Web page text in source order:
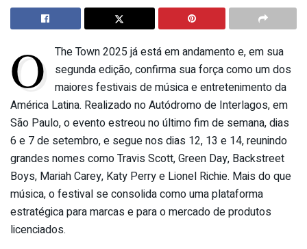
O
The Town 2025 já está em andamento e, em sua
segunda edição, confirma sua força como um dos
maiores festivais de música e entretenimento da
América Latina. Realizado no Autódromo de Interlagos, em
São Paulo, o evento estreou no último fim de semana, dias
6 e 7 de setembro, e segue nos dias 12, 13 e 14, reunindo
grandes nomes como Travis Scott, Green Day, Backstreet
Boys, Mariah Carey, Katy Perry e Lionel Richie. Mais do que
música, o festival se consolida como uma plataforma
estratégica para marcas e para o mercado de produtos
licenciados.